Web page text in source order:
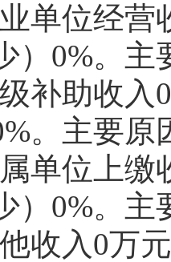
业单位经
）0%。
级补助收
。主要
属单位上
）0%。
他收入0万